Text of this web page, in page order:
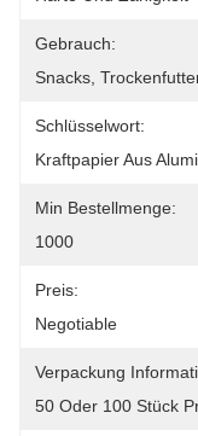
Gebrauch:
Snacks,
Schlüsselwort:
Kraftpapier Aus
Min Bestellmenge:
1000
Preis:
Negotiable
Verpackung
50 Oder 100 Stück